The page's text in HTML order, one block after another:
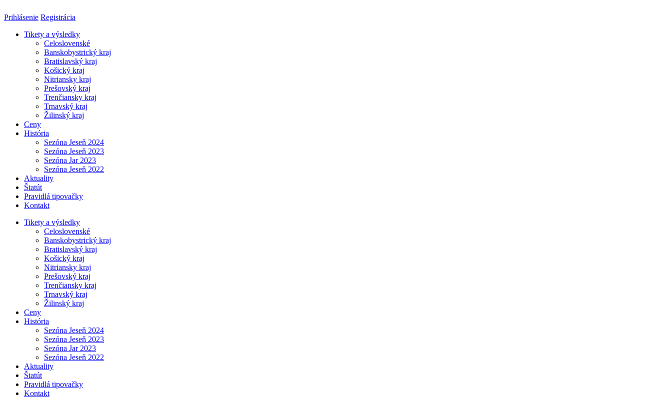
na
Prihlásenie Registrácia
Tikety a výsledky
Celoslovenské
Banskobystrický kraj
Bratislavský kraj
Košický kraj
Nitriansky kraj
Prešovský kraj
Trenčiansky kraj
Trnavský kraj
Žilinský kraj
Ceny
História
Sezóna Jeseň 2024
Sezóna Jeseň 2023
Sezóna Jar 2023
Sezóna Jeseň 2022
Aktuality
Štatút
Pravidlá tipovačky
Kontakt
Tikety a výsledky
Celoslovenské
Banskobystrický kraj
Bratislavský kraj
Košický kraj
Nitriansky kraj
Prešovský kraj
Trenčiansky kraj
Trnavský kraj
Žilinský kraj
Ceny
História
Sezóna Jeseň 2024
Sezóna Jeseň 2023
Sezóna Jar 2023
Sezóna Jeseň 2022
Aktuality
Štatút
Pravidlá tipovačky
Kontakt